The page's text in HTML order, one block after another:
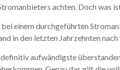
achten. Doch was
einem durchgeführten
in den letzten Jahrzehnten
aufwändigste